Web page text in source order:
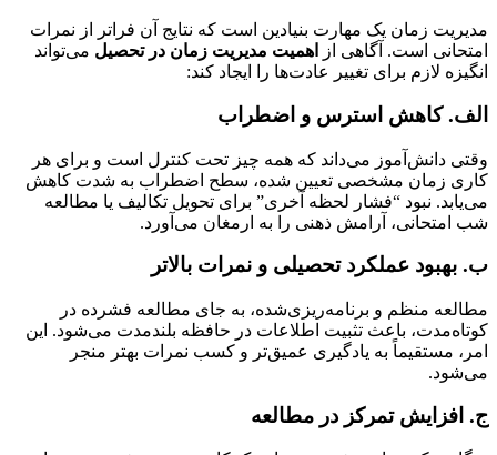
زمان یک مهارت بنیادین است که نتایج آن فراتر از نمرات
است. آگاهی ازاهمیت مدیریت زمان در تحصیلمی‌تواند
لازم برای تغییر عادت‌ها را ایجاد کند:
کاهش استرس و اضطراب
دانش‌آموز می‌داند که همه چیز تحت کنترل است و برای هر
زمان مشخصی تعیین شده، سطح اضطراب به شدت کاهش
نبود “فشار لحظه آخری” برای تحویل تکالیف یا مطالعه
آرامش ذهنی را به ارمغان می‌آورد.
عملکرد تحصیلی و نمرات بالاتر
منظم و برنامه‌ریزی‌شده، به جای مطالعه فشرده در
باعث تثبیت اطلاعات در حافظه بلندمدت می‌شود. این
مستقیماً به یادگیری عمیق‌تر و کسب نمرات بهتر منجر
تمرکز در مطالعه